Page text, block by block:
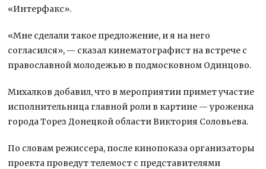
«Интерфакс».
«Мне сделали такое предложение, и я на него
согласился», — сказал кинематографист на встрече с
православной молодежью в подмосковном Одинцово.
Михалков добавил, что в мероприятии примет участие
исполнительница главной роли в картине — уроженка
города Торез Донецкой области Виктория Соловьева.
По словам режиссера, после кинопоказа организаторы
проекта проведут телемост с представителями